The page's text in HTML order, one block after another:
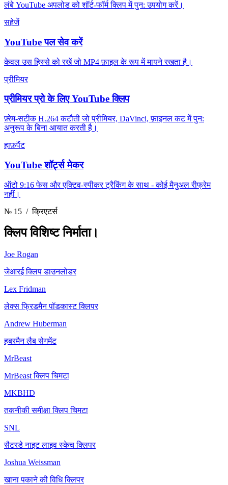
लंबे YouTube अपलोड को शॉर्ट-फॉर्म क्लिप में पुन: उपयोग करें।
सहेजें
YouTube पल सेव करें
केवल उस हिस्से को रखें जो MP4 फ़ाइल के रूप में मायने रखता है।
प्रीमियर
प्रीमियर प्रो के लिए YouTube क्लिप
फ़्रेम-सटीक H.264 कटौती जो प्रीमियर, DaVinci, फ़ाइनल कट में पुन:
अनुरूप के बिना आयात करती है।
हाफ़पैंट
YouTube शॉर्ट्स मेकर
ऑटो 9:16 फेस और एक्टिव-स्पीकर ट्रैकिंग के साथ - कोई मैनुअल रीफ्रेम
नहीं।
№ 15 / क्रिएटर्स
क्लिपविशिष्ट निर्माता।
Joe Rogan
जेआरई क्लिप डाउनलोडर
Lex Fridman
लेक्स फ्रिडमैन पॉडकास्ट क्लिपर
Andrew Huberman
हबरमैन लैब सेगमेंट
MrBeast
MrBeast क्लिप चिमटा
MKBHD
तकनीकी समीक्षा क्लिप चिमटा
SNL
सैटरडे नाइट लाइव स्केच क्लिपर
Joshua Weissman
खाना पकाने की विधि क्लिपर